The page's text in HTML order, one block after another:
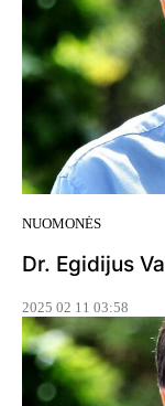
NUOMONĖS
Dr. Egidijus
2025 02 11 03:58